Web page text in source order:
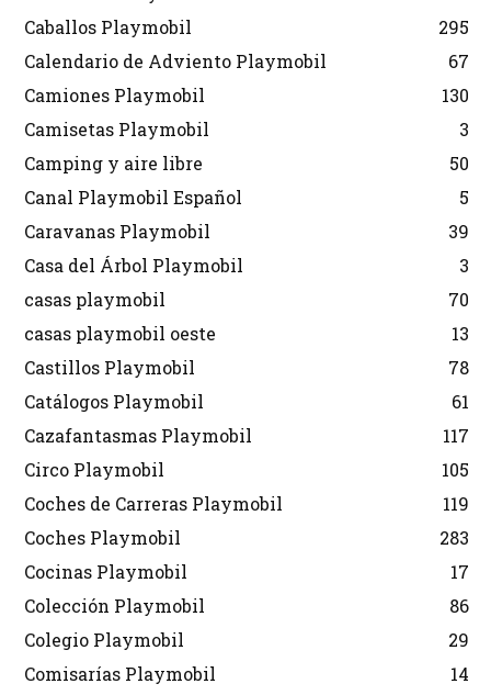
Caballos Playmobil
295
Calendario de Adviento Playmobil
67
Camiones Playmobil
130
Camisetas Playmobil
3
Camping y aire libre
50
Canal Playmobil Español
5
Caravanas Playmobil
39
Casa del Árbol Playmobil
3
casas playmobil
70
casas playmobil oeste
13
Castillos Playmobil
78
Catálogos Playmobil
61
Cazafantasmas Playmobil
117
Circo Playmobil
105
Coches de Carreras Playmobil
119
Coches Playmobil
283
Cocinas Playmobil
17
Colección Playmobil
86
Colegio Playmobil
29
Comisarías Playmobil
14